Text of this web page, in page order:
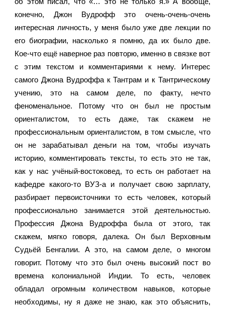
конечно, Джон Вудрофф это очень-очень-очень
интересная личность, у меня было уже две лекции по
его биографии, насколько я помню, да их было две.
Кое-что ещё наверное раз повторю, именно в связке вот
с этим текстом и комментариями к нему. Интерес
самого Джона Вудроффа к Тантрам и к Тантрическому
учению, это на самом деле, по факту, нечто
феноменальное. Потому что он был не простым
ориенталистом, то есть даже, так скажем не
профессиональным ориенталистом, в том смысле, что
он не зарабатывал деньги на том, чтобы изучать
историю, комментировать тексты, то есть это не так,
как у нас учёный-востоковед, то есть он работает на
кафедре какого-то ВУЗ-а и получает свою зарплату,
разбирает первоисточники то есть человек, который
профессионально занимается этой деятельностью.
Профессия Джона Вудроффа была от этого, так
скажем, мягко говоря, далека. Он был Верховным
Судьёй Бенгалии. А это, на самом деле, о многом
говорит. Потому что это был очень высокий пост во
времена колониальной Индии. То есть, человек
обладал огромным количеством навыков, которые
необходимы, ну я даже не знаю, как это объяснить,